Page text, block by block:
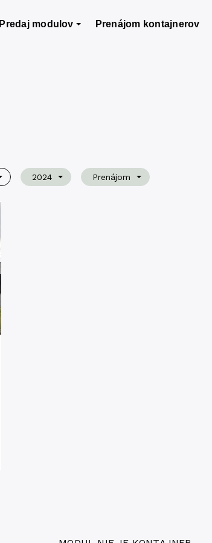
Predaj modulov Prenájom kontajnerov
2024 Prenájom